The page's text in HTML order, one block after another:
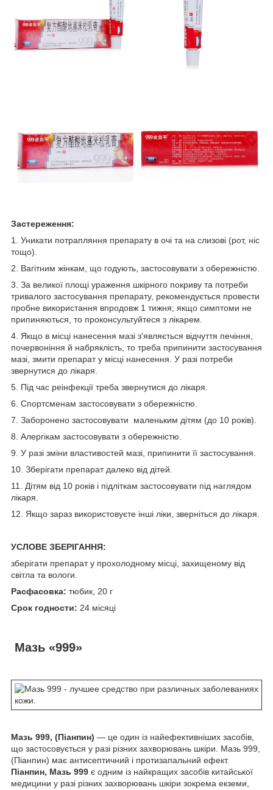
Застереження:
1. Уникати потрапляння препарату в очі та на слизові (рот, ніс
тощо).
2. Вагітним жінкам, що годують, застосовувати з обережністю.
3. За великої площі ураження шкірного покриву та потреби
тривалого застосування препарату, рекомендується провести
пробне використання впродовж 1 тижня; якщо симптоми не
припиняються, то проконсультуйтеся з лікарем.
4. Якщо в місці нанесення мазі з'являється відчуття печіння,
почервоніння й набряклість, то треба припинити застосування
мазі, змити препарат у місці нанесення. У разі потреби
звернутися до лікаря.
5. Під час реінфекції треба звернутися до лікаря.
6. Спортсменам застосовувати з обережністю.
7. Заборонено застосовувати маленьким дітям (до 10 років).
8. Алергікам застосовувати з обережністю.
9. У разі зміни властивостей мазі, припинити її застосування.
10. Зберігати препарат далеко від дітей.
11. Дітям від 10 років і підліткам застосовувати під наглядом
лікаря.
12. Якщо зараз використовуєте інші ліки, зверніться до лікаря.
УСЛОВЕ ЗБЕРІГАННЯ:
зберігати препарат у прохолодному місці, захищеному від
світла та вологи.
Расфасовка: тюбик, 20 г
Срок годности: 24 місяці
Мазь «999»
Мазь 999, (Піанпин) — це один із найефективніших засобів,
що застосовується у разі різних захворювань шкіри. Мазь 999,
(Піанпин) має антисептичний і протизапальний ефект.
Піанпин, Мазь 999 є одним із найкращих засобів китайської
медицини у разі різних захворювань шкіри зокрема екземи,